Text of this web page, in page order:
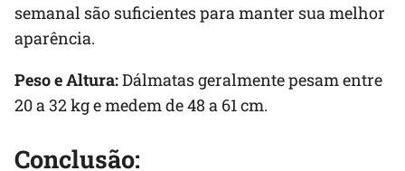
semanal são suficientes para manter sua melhor
aparência.
Peso e Altura:Dálmatas geralmente pesam entre
20 a 32 kg e medem de 48 a 61 cm.
Conclusão: